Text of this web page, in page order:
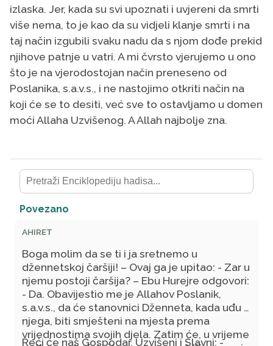
izlaska. Jer, kada su svi upoznati i uvjereni da smrti
više nema, to je kao da su vidjeli klanje smrti i na
taj način izgubili svaku nadu da s njom dođe prekid
njihove patnje u vatri. A mi čvrsto vjerujemo u ono
što je na vjerodostojan način preneseno od
Poslanika, s.a.v.s., i ne nastojimo otkriti način na
koji će se to desiti, već sve to ostavljamo u domen
moći Allaha Uzvišenog. A Allah najbolje zna.
Povezano
AHIRET
Boga molim da se ti i ja sretnemo u
džennetskoj čaršiji! – Ovaj ga je upitao: - Zar u
njemu postoji čaršija? – Ebu Hurejre odgovori:
- Da. Obavijestio me je Allahov Poslanik,
s.a.v.s., da će stanovnici Dženneta, kada uđu u
njega, biti smješteni na mjesta prema
vrijednostima svojih djela. Zatim će, u vrijeme
Reći će naš Gospodar, Uzvišeni i Slavni: -